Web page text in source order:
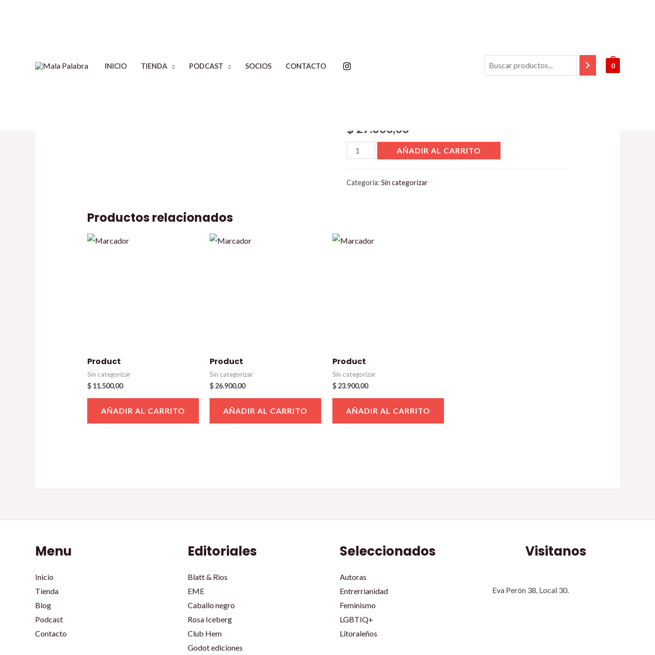
INICIO TIENDA PODCAST SOCIOS CONTACTO 0
$ 27.600,00
AÑADIR AL CARRITO
Categoría:Sin categorizar
Productos relacionados
Product
Sin categorizar
$11.500,00
AÑADIR AL CARRITO
Product
Sin categorizar
$ 26.900,00
AÑADIR AL CARRITO
Product
Sin categorizar
$ 23.900,00
AÑADIR AL CARRITO
Menu
Inicio
Tienda
Blog
Podcast
Contacto
Editoriales
Blatt & Rios
EME
Caballo negro
Rosa Iceberg
Club Hem
Godot ediciones
Seleccionados
Autoras
Entrerrianidad
Feminismo
LGBTIQ+
Litoraleños
Visitanos
Eva Perón 38, Local 30.